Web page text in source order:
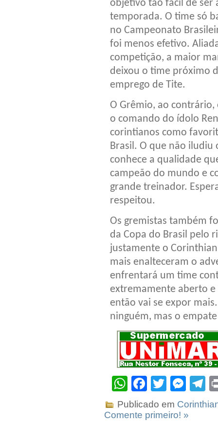
objetivo tão fácil de ser
temporada. O time só
no Campeonato
foi menos efetivo.
competição, a maior
deixou o time próximo
emprego de Tite.
O Grêmio, ao contrário,
o comando do ídolo
corintianos como
Brasil. O que não iludiu
conhece a qualidade
campeão do mundo e
grande treinador.
respeitou.
Os gremistas também
da Copa do Brasil pelo
justamente o
mais enalteceram o
enfrentará um time
extremamente aberto e
então vai se expor
ninguém, mas o
WhatsApp
Facebook
Twitter
Publicado em
Comente primeiro! »